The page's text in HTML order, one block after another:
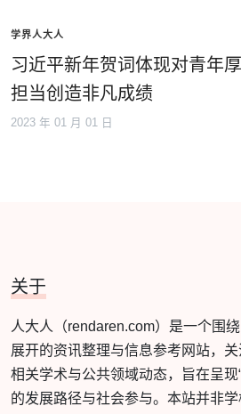
学界人大人
习近平新年贺词体现对青年
担当创造非凡成绩
2023 年 01 月 01 日
关于
人大人（rendaren.com）是一个围
展开的资讯整理与信息参考网站，
相关学术与公共领域动态，旨在呈现
的发展路径与社会参与。本站并非